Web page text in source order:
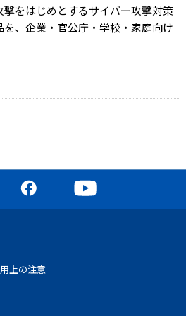
をはじめとするサイバー攻撃対策
、企業・官公庁・学校・家庭向け
X（旧Twitter）ページ
公式Facebookページ
上の注意